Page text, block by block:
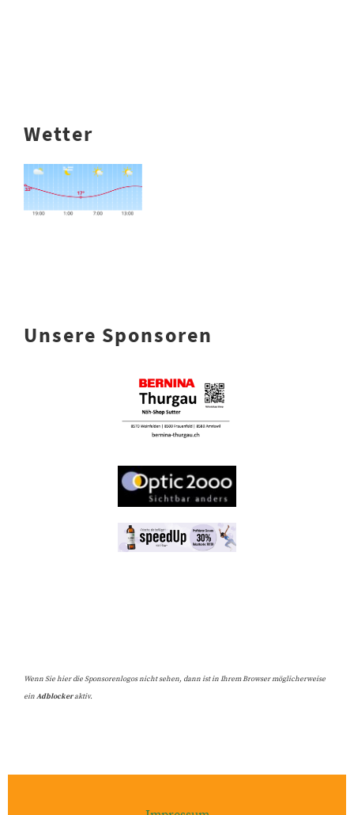
Wetter
Unsere Sponsoren
Wenn Sie hier die Sponsorenlogos nicht sehen, dann ist in Ihrem Browser möglicherweise
einAdblockeraktiv.